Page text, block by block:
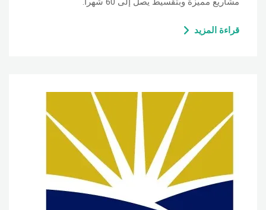
قراءة المزيد